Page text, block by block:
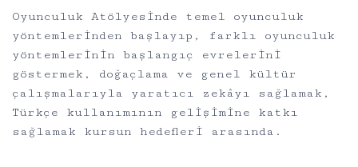
Oyunculuk Atölyesinde temel oyunculuk
yöntemlerinden başlayıp, farklı oyunculuk
yöntemlerinin başlangıç evrelerini
göstermek, doğaçlama ve genel kültür
çalışmalarıyla yaratıcı zekâyı sağlamak,
Türkçe kullanımının gelişimine katkı
sağlamak kursun hedefleri arasında.